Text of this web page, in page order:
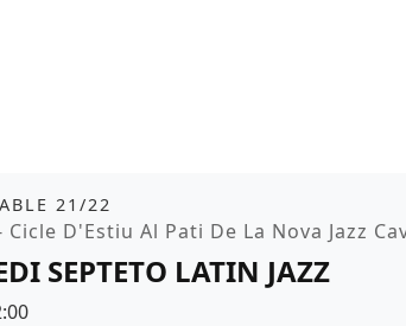
21/22
Cicle D'Estiu Al Pati De La Nova Jazz
SEPTETO LATIN JAZZ